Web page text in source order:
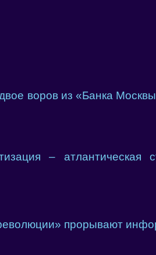
воров из «Банка
– атлантическая
прорывают